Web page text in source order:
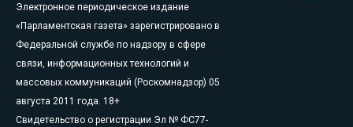
Электронное периодическое издание
«Парламентская газета» зарегистрировано в
Федеральной службе по надзору в сфере
связи, информационных технологий и
массовых коммуникаций (Роскомнадзор) 05
августа 2011 года. 18+
Свидетельство о регистрации Эл № ФС77-